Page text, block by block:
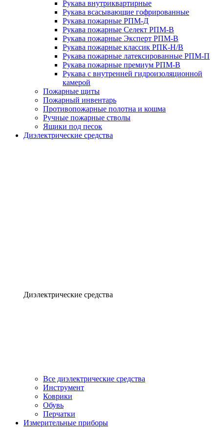
Рукава внутриквартирные
Рукава всасывающие гофрированные
Рукава пожарные РПМ-Д
Рукава пожарные Селект РПМ-В
Рукава пожарные Эксперт РПМ-В
Рукава пожарные классик РПК-Н/В
Рукава пожарные латексированные РПМ-П
Рукава пожарные премиум РПМ-В
Рукава с внутренней гидроизоляционной
камерой
Пожарные щиты
Пожарный инвентарь
Противопожарные полотна и кошма
Ручные пожарные стволы
Ящики под песок
Диэлектрические средства
Диэлектрические средства
Все диэлектрические средства
Инструмент
Коврики
Обувь
Перчатки
Измерительные приборы